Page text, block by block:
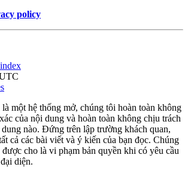
policy
một hệ thống mở, chúng tôi hoàn toàn không
của nội dung và hoàn toàn không chịu trách
nào. Đứng trên lập trường khách quan,
cả các bài viết và ý kiến của bạn đọc. Chúng
cho là vi phạm bản quyền khi có yêu cầu
diện.